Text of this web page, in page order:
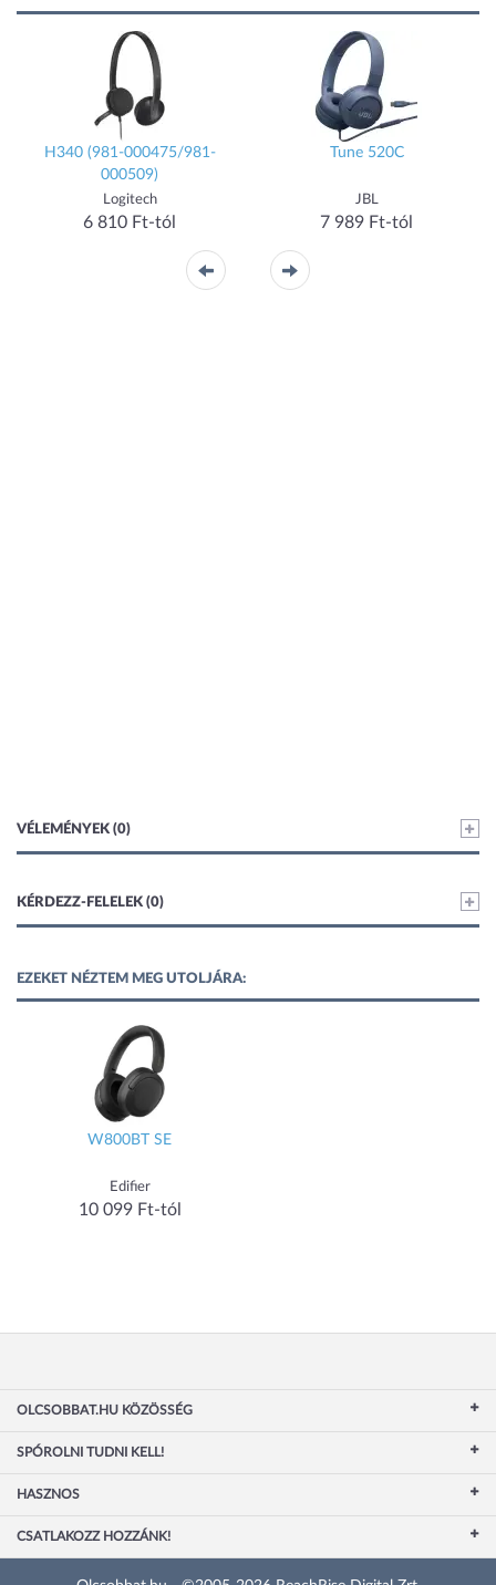
H340 (981-000475/981-
000509)
Logitech
6 810 Ft-tól
Tune 520C
JBL
7 989 Ft-tól
VÉLEMÉNYEK (0)
KÉRDEZZ-FELELEK (0)
EZEKET NÉZTEM MEG UTOLJÁRA:
W800BT SE
Edifier
10 099 Ft-tól
OLCSOBBAT.HU KÖZÖSSÉG
SPÓROLNI TUDNI KELL!
HASZNOS
CSATLAKOZZ HOZZÁNK!